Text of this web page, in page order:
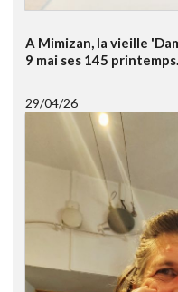
A Mimizan, la vieille
9 mai ses 145 printemps.
29/04/26